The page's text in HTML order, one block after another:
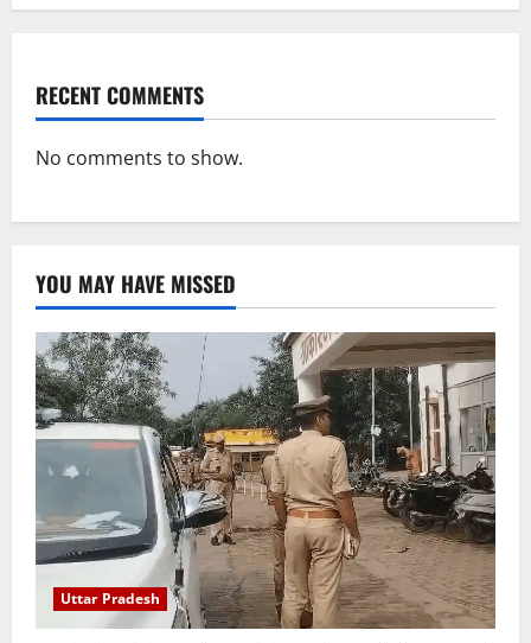
RECENT COMMENTS
No comments to show.
YOU MAY HAVE MISSED
Uttar Pradesh